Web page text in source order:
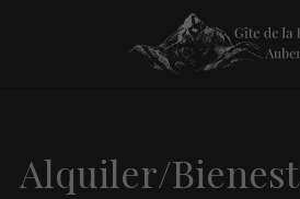
Alquiler/